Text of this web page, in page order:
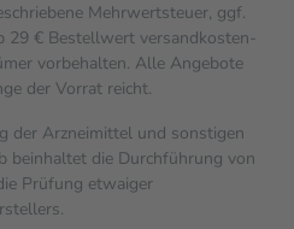
Mehrwertsteuer, ggf.
29 € Bestell­wert versand­kosten­
vorbehalten. Alle Angebote
der Vorrat reicht.
der Arzneimittel und sonstigen
beinhaltet die Durchführung von
Prüfung etwaiger